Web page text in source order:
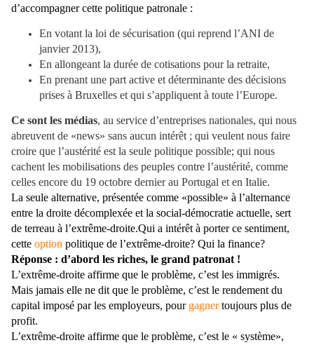
d’accompagner cette politique patronale :
En votant la loi de sécurisation (qui reprend l’ANI de
janvier 2013),
En allongeant la durée de cotisations pour la retraite,
En prenant une part active et déterminante des décisions
prises à Bruxelles et qui s’appliquent à toute l’Europe.
Ce sont les médias, au service d’entreprises nationales, qui nous
abreuvent de «news» sans aucun intérêt ; qui veulent nous faire
croire que l’austérité est la seule politique possible; qui nous
cachent les mobilisations des peuples contre l’austérité, comme
celles encore du 19 octobre dernier au Portugal et en Italie.
La seule alternative, présentée comme «possible» à l’alternance
entre la droite décomplexée et la social-démocratie actuelle, sert
de terreau à l’extrême-droite.Qui a intérêt à porter ce sentiment,
cette option politique de l’extrême-droite? Qui la finance?
Réponse : d’abord les riches, le grand patronat !
L’extrême-droite affirme que le problème, c’est les immigrés.
Mais jamais elle ne dit que le problème, c’est le rendement du
capital imposé par les employeurs, pour gagnertoujours plus de
profit.
L’extrême-droite affirme que le problème, c’est le « système»,